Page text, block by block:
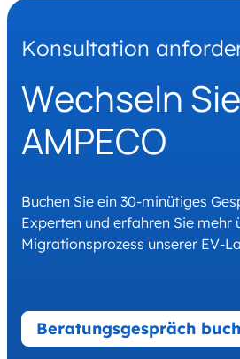
Konsultation
Wechseln
AMPECO
Buchen Sie ein 30-minütiges
Experten und erfahren Sie mehr
Migrationsprozess unserer EV-
Beratungsgespräch